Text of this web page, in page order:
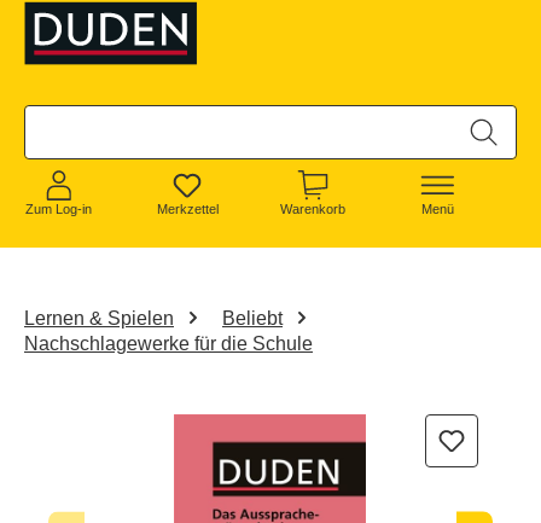
springen
Zum Log-in Merkzettel Warenkorb Menü
Lernen & Spielen
Beliebt
Nachschlagewerke für die Schule